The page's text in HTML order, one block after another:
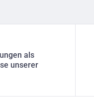
als
unserer